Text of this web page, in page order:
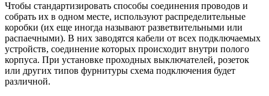
Чтобы стандартизировать способы соединения проводов и
собрать их в одном месте, используют распределительные
коробки (их еще иногда называют разветвительными или
распаечными). В них заводятся кабели от всех подключаемых
устройств, соединение которых происходит внутри полого
корпуса. При установке проходных выключателей, розеток
или других типов фурнитуры схема подключения будет
различной.